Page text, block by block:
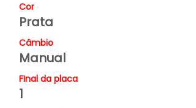
Cor
Prata
Câmbio
Manual
FInal da placa
1